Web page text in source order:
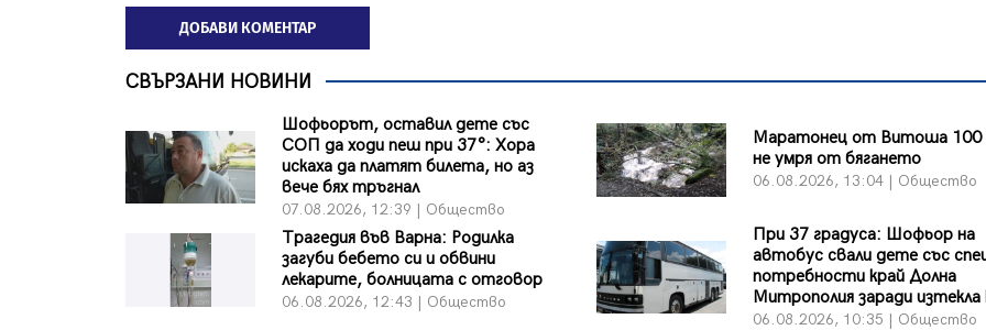
ДОБАВИ КОМЕНТАР
СВЪРЗАНИ НОВИНИ
Шофьорът, оставил дете със
СОП да ходи пеш при 37°: Хора
искаха да платят билета, но аз
вече бях тръгнал
07.08.2026, 12:39 | Общество
Маратонец от Витоша 100
не умря от бягането
06.08.2026, 13:04 | Общество
Трагедия във Варна: Родилка
загуби бебето си и обвини
лекарите, болницата с отговор
06.08.2026, 12:43 | Общество
При 37 градуса: Шофьор на
автобус свали дете със
потребности край Долна
Митрополия заради
06.08.2026, 10:35 | Общество